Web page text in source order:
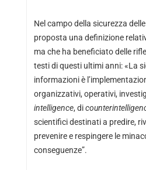
Nel campo della sicurezza
proposta una definizione
ma che ha beneficiato delle
testi di questi ultimi anni: «La
informazioni è
organizzativi, operativi,
intelligence, di
scientifici destinati a predire,
prevenire e respingere le
conseguenze”.